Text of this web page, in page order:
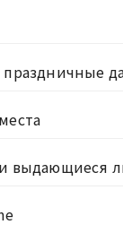
выдающиеся